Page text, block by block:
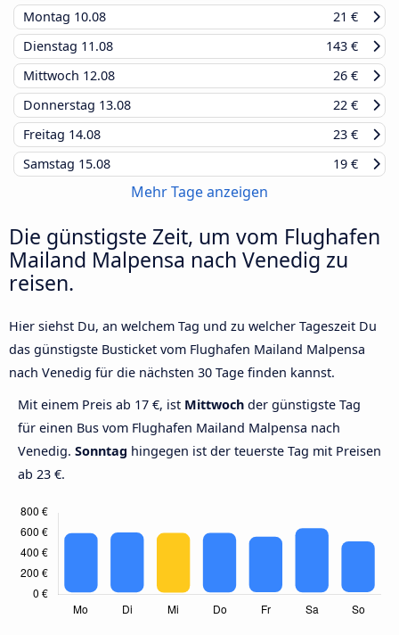
Montag 10.08
21 €
Dienstag 11.08
143 €
Mittwoch 12.08
26 €
Donnerstag 13.08
22 €
Freitag 14.08
23 €
Samstag 15.08 19 €
Mehr Tage anzeigen
Die günstigste Zeit, um vom Flughafen
Mailand Malpensa nach Venedig zu
reisen.
Hier siehst Du, an welchem Tag und zu welcher Tageszeit Du
das günstigste Busticket vom Flughafen Mailand Malpensa
nach Venedig für die nächsten 30 Tage finden kannst.
Mit einem Preis ab 17 €, ist Mittwoch der günstigste Tag
für einen Bus vom Flughafen Mailand Malpensa nach
Venedig. Sonntag hingegen ist der teuerste Tag mit Preisen
ab 23 €.